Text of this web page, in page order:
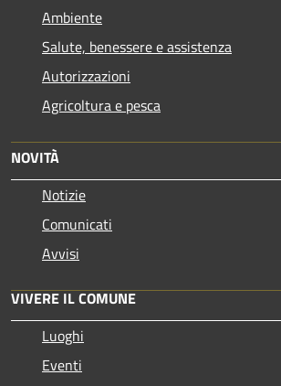
Ambiente
Salute, benessere e assistenza
Autorizzazioni
Agricoltura e pesca
NOVITÀ
Notizie
Comunicati
Avvisi
VIVERE IL COMUNE
Luoghi
Eventi